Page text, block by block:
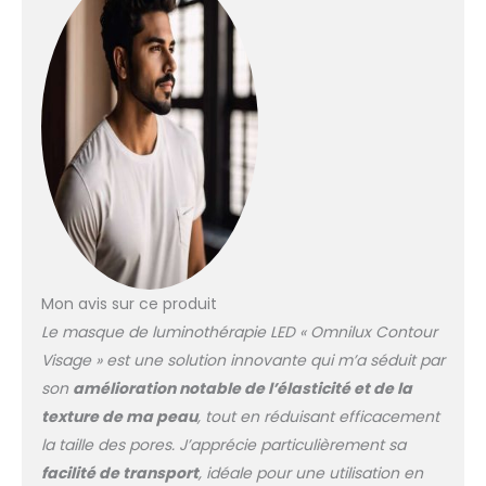
d'Omnilux, le Contour
Face est un nouveau
design élégant,
adorable, flexible et
facile à utiliser qui
s'adapte parfaitement
à chaque client. Le seul
masque LED flexible
dégagé par la FDA pour
les indications
médicales, le
la fois des longueurs
d'onde rouge et
infrarouge, produisant
un maximum de
Omnilux est connu et
apprécié dans le
Mon avis sur ce produit
Le masque de luminothérapie LED « Omnilux Contour
Visage » est une solution innovante qui m’a séduit par
son amélioration notable de l’élasticité et de la
texture de ma peau, tout en réduisant efficacement
la taille des pores. J’apprécie particulièrement sa
facilité de transport, idéale pour une utilisation en